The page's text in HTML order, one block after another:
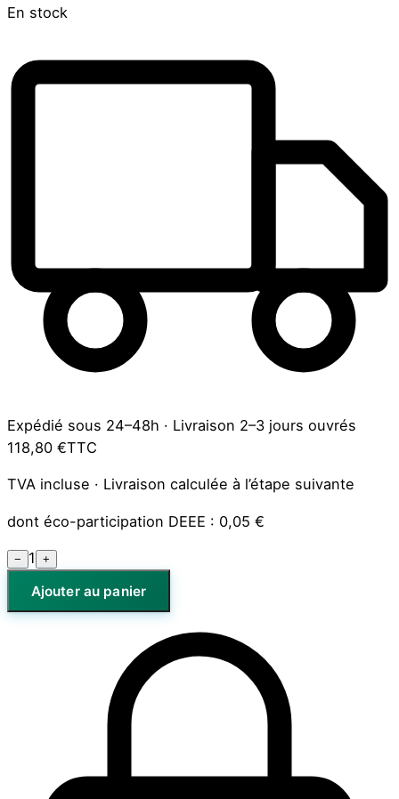
En stock
Expédié sous 24–48h · Livraison 2–3 jours ouvrés
118,80 €TTC
TVA incluse · Livraison calculée à l’étape suivante
dont éco-participation DEEE : 0,05 €
− 1 +
Ajouter au panier